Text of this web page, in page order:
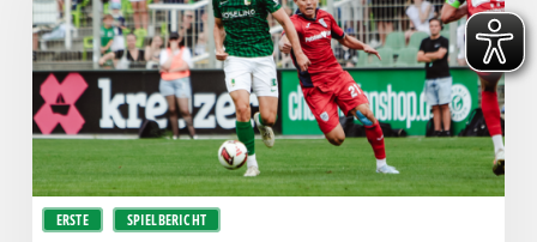
ERSTE SPIELBERICHT
für
einen!”
–
Chemie
empfängt
den
Halleschen
FC